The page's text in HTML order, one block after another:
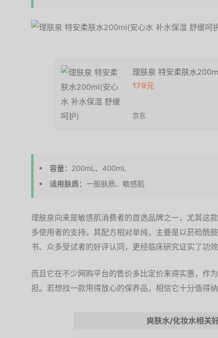
理肤泉 特安柔肤水
179元
京东
容量： 200mL、400mL
适用肤质： 一般肤质、敏感肌
理肤泉向来是敏感肌消费者的首选品牌之一，尤其这
多使用者的支持。其配方相对单纯，主要是以菸硷酰
书、众多受试者的好评认同，更经临床研究证实了功
而且它在不少网购平台的售价多比定价来得实惠，作
担。若想找一款用得放心的保养品，相信它十分值得
爽肤水/化妆水相关